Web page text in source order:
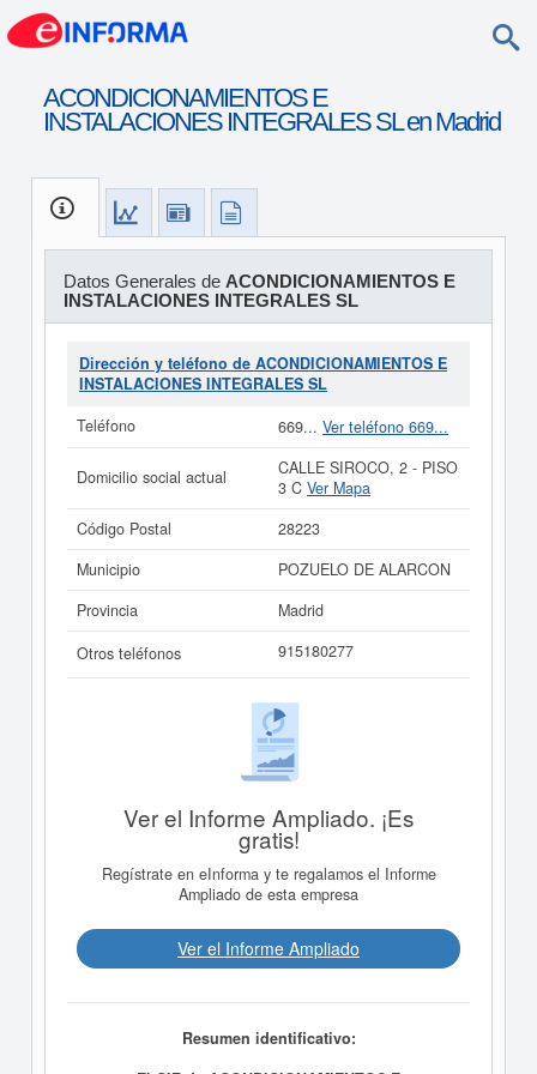
ACONDICIONAMIENTOS E
INSTALACIONES INTEGRALES SL en Madrid
Datos Generales de ACONDICIONAMIENTOS E
INSTALACIONES INTEGRALES SL
Dirección y teléfono de ACONDICIONAMIENTOS E
INSTALACIONES INTEGRALES SL
Teléfono
669... Ver teléfono 669...
Domicilio social actual
CALLE SIROCO, 2 - PISO
3 C Ver Mapa
Código Postal
28223
Municipio
POZUELO DE ALARCON
Provincia
Madrid
Otros teléfonos
915180277
Ver el Informe Ampliado. ¡Es
gratis!
Regístrate en eInforma y te regalamos el Informe
Ampliado de esta empresa
Ver el Informe Ampliado
Resumen identificativo: